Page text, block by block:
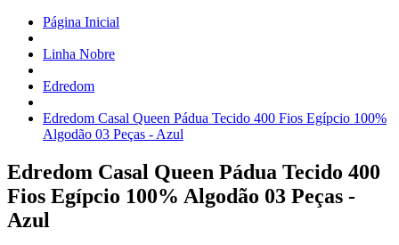
Página Inicial
Linha Nobre
Edredom
Edredom Casal Queen Pádua Tecido 400 Fios Egípcio 100%
Algodão 03 Peças - Azul
Edredom Casal Queen Pádua Tecido 400
Fios Egípcio 100% Algodão 03 Peças -
Azul